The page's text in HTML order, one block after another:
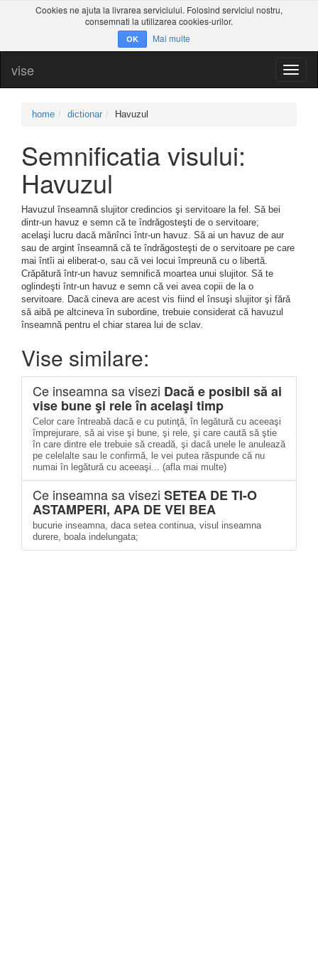
Cookies ne ajuta la livrarea serviciului. Folosind serviciul nostru,
consemnati la utilizarea cookies-urilor.
OK Mai multe
vise
home dictionar Havuzul
Semnificatia visului:
Havuzul
Havuzul înseamnă slujitor credincios şi servitoare la fel. Să bei
dintr-un havuz e semn că te îndrăgosteşti de o servitoare;
acelaşi lucru dacă mănînci într-un havuz. Să ai un havuz de aur
sau de argint înseamnă că te îndrăgosteşti de o servitoare pe care
mai întîi ai eliberat-o, sau că vei locui împreună cu o libertă.
Crăpătură într-un havuz semnifică moartea unui slujitor. Să te
oglindeşti într-un havuz e semn că vei avea copii de la o
servitoare. Dacă cineva are acest vis fiind el însuşi slujitor şi fără
să aibă pe altcineva în subordine, trebuie considerat că havuzul
înseamnă pentru el chiar starea lui de sclav.
Vise similare:
Ce inseamna sa visezi Dacă e posibil să ai
vise bune şi rele în acelaşi timp
Celor care întreabă dacă e cu putinţă, în legătură cu aceeaşi
împrejurare, să ai vise şi bune, şi rele, şi care caută să ştie
în care dintre ele trebuie să creadă, şi dacă unele le anulează
pe celelalte sau le confirmă, le vei putea răspunde că nu
numai în legătură cu aceeaşi... (afla mai multe)
Ce inseamna sa visezi SETEA DE TI-O
ASTAMPERI, APA DE VEI BEA
bucurie inseamna, daca setea continua, visul inseamna
durere, boala indelungata;